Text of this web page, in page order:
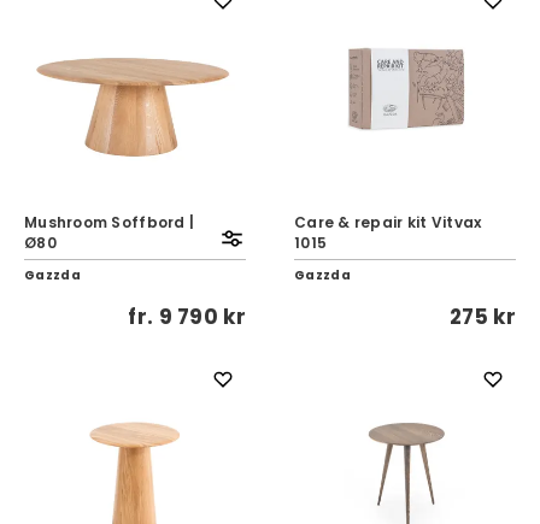
Mushroom Soffbord |
Ø80
Gazzda
fr. 9 790 kr
Care & repair kit Vitvax
1015
Gazzda
275 kr